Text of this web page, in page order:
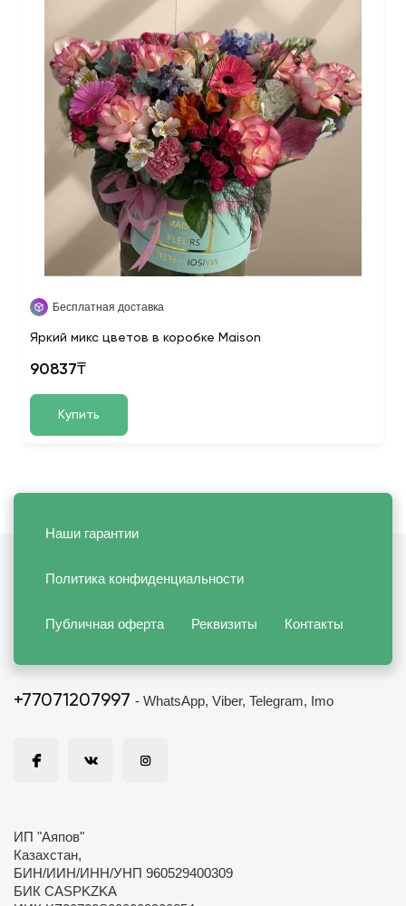
Бесплатная доставка
Яркий микс цветов в коробке Maison
90837₸
Купить
Наши гарантии
Политика конфиденциальности
Публичная оферта Реквизиты Контакты
+77071207997 - WhatsApp, Viber, Telegram, Imo
ИП "Аяпов"
Казахстан,
БИН/ИИН/ИНН/УНП 960529400309
БИК CASPKZKA